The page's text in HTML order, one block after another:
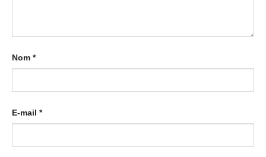
Nom *
E-mail *